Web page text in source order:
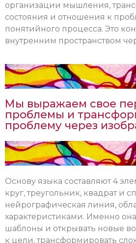
организации мышления,
состояния и отношения к
понятийного процесса. Это
внутренним пространством
Мы выражаем свое
проблемы и
проблему через
Основу языка составляют 4
круг, треугольник, квадрат и
нейрографическая линия,
характеристиками. Именно
шаблоны и открывать новые
к цели, трансформировать